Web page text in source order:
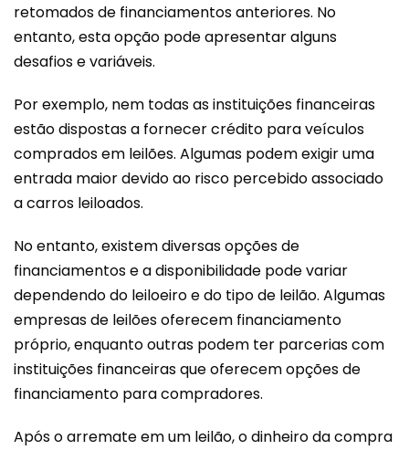
retomados de financiamentos anteriores. No
entanto, esta opção pode apresentar alguns
desafios e variáveis.
Por exemplo, nem todas as instituições financeiras
estão dispostas a fornecer crédito para veículos
comprados em leilões. Algumas podem exigir uma
entrada maior devido ao risco percebido associado
a carros leiloados​.
No entanto, existem diversas opções de
financiamentos e a disponibilidade pode variar
dependendo do leiloeiro e do tipo de leilão. Algumas
empresas de leilões oferecem financiamento
próprio, enquanto outras podem ter parcerias com
instituições financeiras que oferecem opções de
financiamento para compradores​​.
Após o arremate em um leilão, o dinheiro da compra